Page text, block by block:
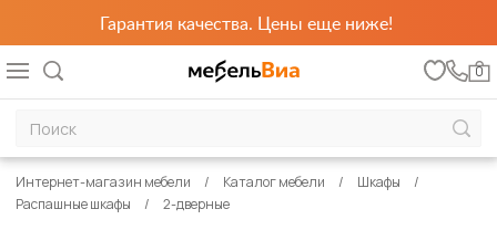
Гарантия качества. Цены еще ниже!
0
Интернет-магазин мебели Каталог мебели
Шкафы
Распашные шкафы
2-дверные